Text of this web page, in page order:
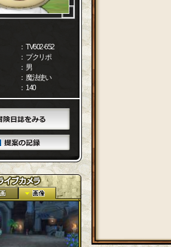
： TV602-652
： プクリポ
： 男
： 魔法使い
： 140